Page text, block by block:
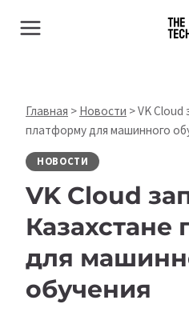
Главная > Новости >VK Cloud
платформу для машинного
НОВОСТИ
VK Cloud
Казахстане
для
обучения